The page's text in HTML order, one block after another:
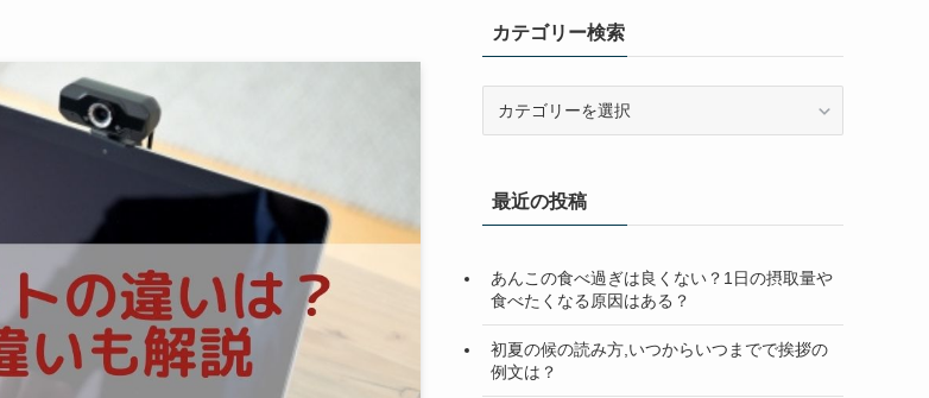
カテゴリー検索
ー
検
最近の投稿
あんこの食べ過ぎは良くない？1日の摂取量や
食べたくなる原因はある？
初夏の候の読み方,いつからいつまでで挨拶の
例文は？